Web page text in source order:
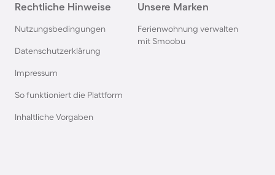
Ferienhäuser mit Pool auf Texel
Ferienhäuser mit Pool in Oberstdorf
Rechtliche Hinweise
Nutzungsbedingungen
Datenschutzerklärung
Impressum
So funktioniert die Plattform
Inhaltliche Vorgaben
Unsere Marken
Ferienwohnung verwalten
mit Smoobu